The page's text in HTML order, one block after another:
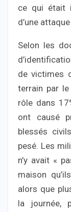
ce qui était
d’une
Selon les
de victimes
terrain par
rôle dans
ont causé
blessés
pesé. Les
n’y avait «
maison
alors que
la journée,